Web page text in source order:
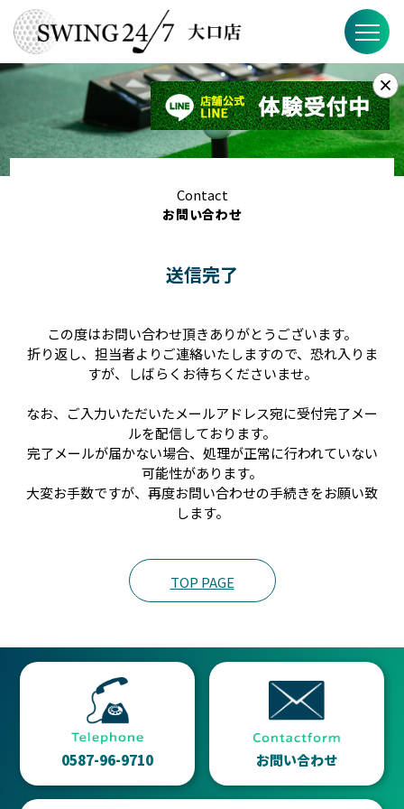
お知らせ
SWING24/7とは？
ブログ
店舗概要
Contact
お問い合わせ
送信完了
この度はお問い合わせ頂きありがとうございます。
折り返し、担当者よりご連絡いたしますので、恐れ入りま
すが、しばらくお待ちくださいませ。
なお、ご入力いただいたメールアドレス宛に受付完了メー
ルを配信しております。
完了メールが届かない場合、処理が正常に行われていない
可能性があります。
大変お手数ですが、再度お問い合わせの手続きをお願い致
します。
TOP PAGE
0587-96-9710 お問い合わせ
×